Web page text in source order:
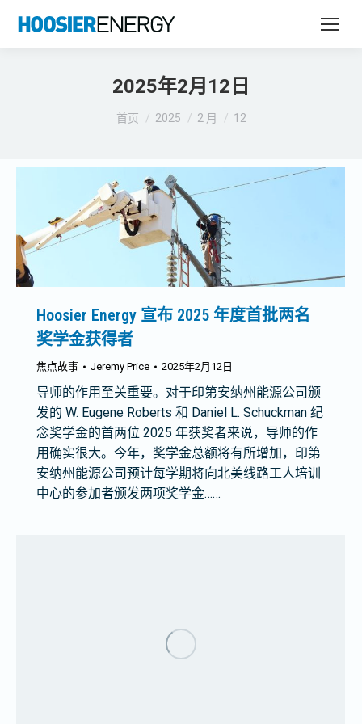
2025年2月12日
您在这里：
首页 2025 2 月 12
Hoosier Energy 宣布 2025 年度首批两名
奖学金获得者
焦点故事 Jeremy Price 2025年2月12日
导师的作用至关重要。对于印第安纳州能源公司颁
发的 W. Eugene Roberts 和 Daniel L. Schuckman 纪
念奖学金的首两位 2025 年获奖者来说，导师的作
用确实很大。今年，奖学金总额将有所增加，印第
安纳州能源公司预计每学期将向北美线路工人培训
中心的参加者颁发两项奖学金……